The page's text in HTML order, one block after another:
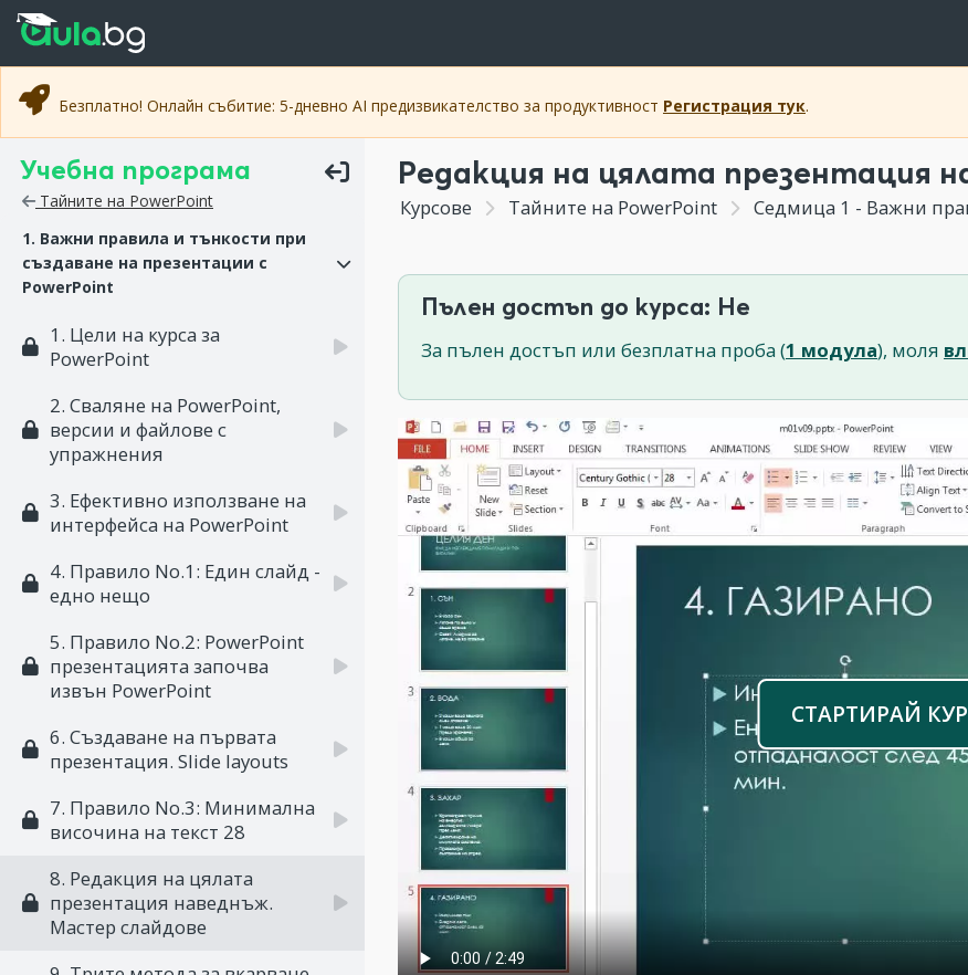
Прескочи към основното съдържание
Прескочи към навигацията
Безплатно! Онлайн събитие: 5-дневно AI предизвикателство за продуктивност Регистрация тук.
Учебна програма
Тайните на PowerPoint
1. Важни правила и тънкости при
създаване на презентации с
PowerPoint
1. Цели на курса за
PowerPoint
2. Сваляне на PowerPoint,
версии и файлове с
упражнения
3. Ефективно използване на
интерфейса на PowerPoint
4. Правило No.1: Един слайд -
едно нещо
5. Правило Nо.2: PowerPoint
презентацията започва
извън PowerPoint
6. Създаване на първата
презентация. Slide layouts
7. Правило Nо.3: Минимална
височина на текст 28
8. Редакция на цялата
презентация наведнъж.
Мастер слайдове
Редакция на цялата презентация
Курсове Тайните на PowerPoint Седмица 1 - Важни
Пълен достъп до курса: Не
За пълен достъп или безплатна проба (1 модула), моля
СТАРТИРАЙ